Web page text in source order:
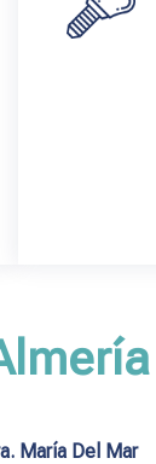
María Del Mar